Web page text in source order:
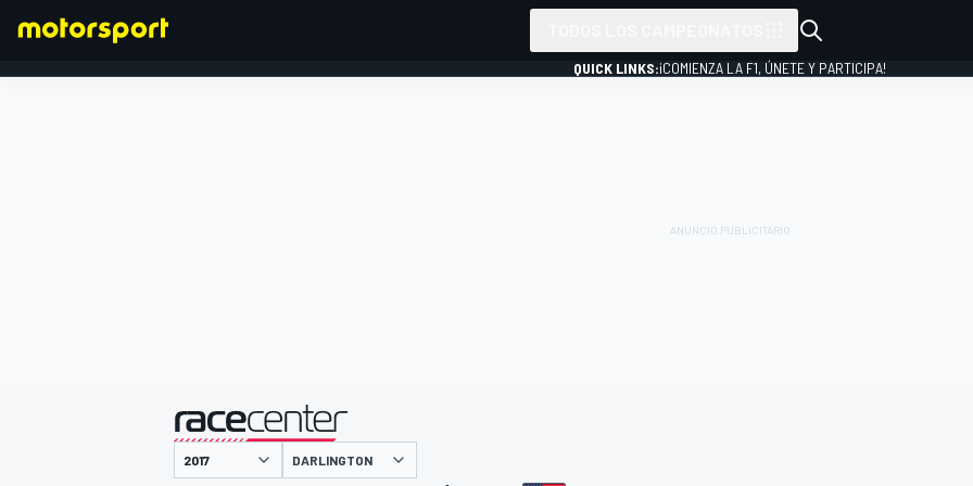
QUICK LINKS:¡COMIENZA LA F1, ÚNETE Y PARTICIPA!
presentado por
DARLINGTON